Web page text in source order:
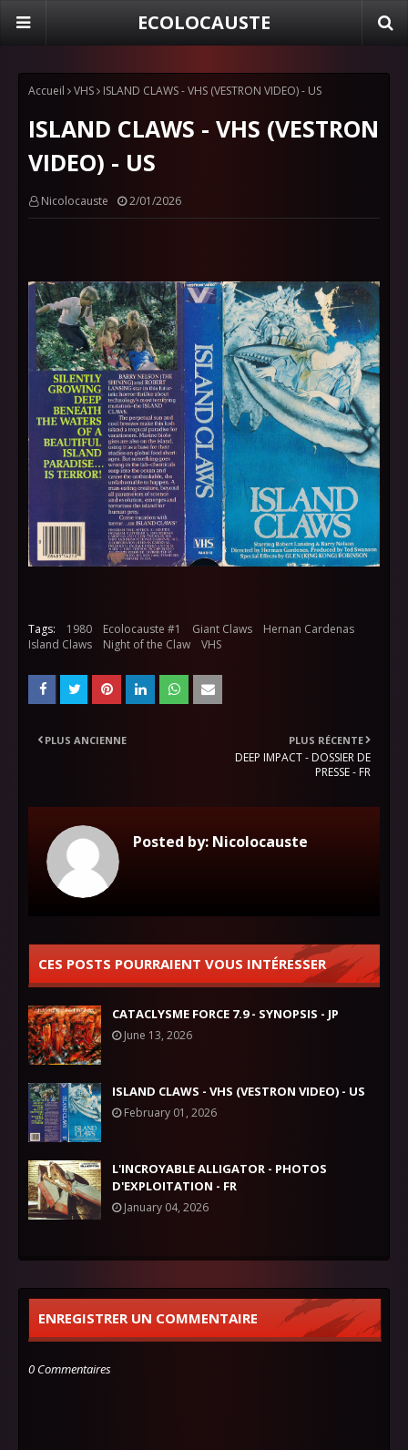
ECOLOCAUSTE
Accueil VHS ISLAND CLAWS - VHS (VESTRON VIDEO) - US
ISLAND CLAWS - VHS (VESTRON
VIDEO) - US
Nicolocauste 2/01/2026
Tags: 1980 Ecolocauste #1 Giant Claws
Hernan Cardenas
Island Claws
Night of the Claw VHS
PLUS RÉCENTE
DEEP IMPACT - DOSSIER DE
PRESSE - FR
PLUS ANCIENNE
Posted by: Nicolocauste
CES POSTS POURRAIENT VOUS INTÉRESSER
CATACLYSME FORCE 7.9 - SYNOPSIS - JP
June 13, 2026
ISLAND CLAWS - VHS (VESTRON VIDEO) - US
February 01, 2026
L'INCROYABLE ALLIGATOR - PHOTOS
D'EXPLOITATION - FR
January 04, 2026
ENREGISTRER UN COMMENTAIRE
0 Commentaires